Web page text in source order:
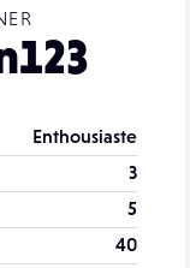
Enthousiaste
3
5
40